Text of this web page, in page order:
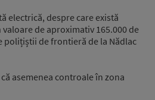
electrică, despre care există
de aproximativ 165.000 de
polițiștii de frontieră de la Nădlac
asemenea controale în zona